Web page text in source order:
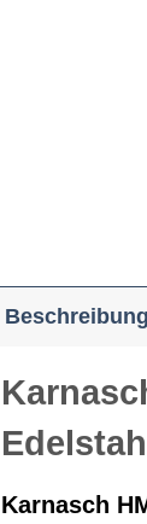
Beschreibung
Karnasch